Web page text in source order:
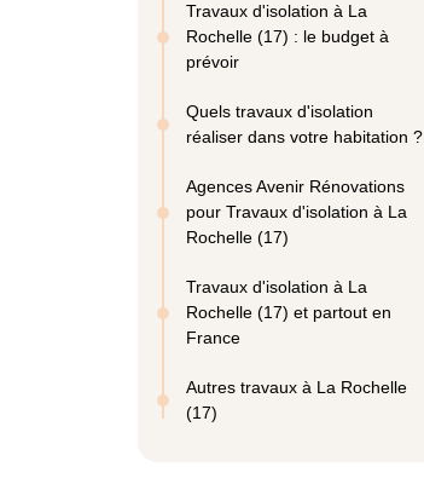
Travaux d'isolation à La
Rochelle (17) : le budget à
prévoir
Quels travaux d'isolation
réaliser dans votre habitation ?
Agences Avenir Rénovations
pour Travaux d'isolation à La
Rochelle (17)
Travaux d'isolation à La
Rochelle (17) et partout en
France
Autres travaux à La Rochelle
(17)